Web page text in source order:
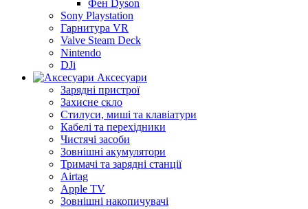
Фен Dyson
Sony Playstation
Гарнитура VR
Valve Steam Deck
Nintendo
DJi
Аксесуари
Зарядні пристрої
Захисне скло
Стилуси, миші та клавіатури
Кабелі та перехідники
Чистячі засоби
Зовнішні акумулятори
Тримачі та зарядні станції
Airtag
Apple TV
Зовнішні накопичувачі